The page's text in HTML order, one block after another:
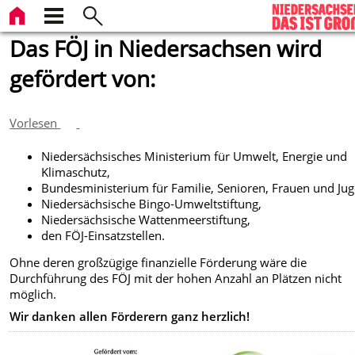
Das FÖJ in Niedersachsen wird
gefördert von:
Vorlesen
Niedersächsisches Ministerium für Umwelt, Energie und
Klimaschutz,
Bundesministerium für Familie, Senioren, Frauen und
Niedersächsische Bingo-Umweltstiftung,
Niedersächsische Wattenmeerstiftung,
den FÖJ-Einsatzstellen.
Ohne deren großzügige finanzielle Förderung wäre die
Durchführung des FÖJ mit der hohen Anzahl an Plätzen nicht
möglich.
Wir danken allen Förderern ganz herzlich!